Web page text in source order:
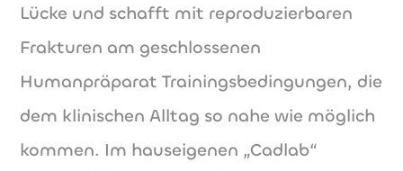
Lücke und schafft mit reproduzierbaren
Frakturen am geschlossenen
Humanpräparat Trainingsbedingungen, die
dem klinischen Alltag so nahe wie möglich
kommen. Im hauseigenen „Cadlab“